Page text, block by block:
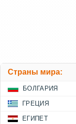
Страны мира:
БОЛГАРИЯ
ГРЕЦИЯ
ЕГИПЕТ